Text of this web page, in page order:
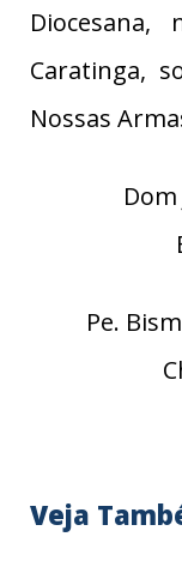
Diocesana,
Caratinga,
Nossas
Pe.
Veja